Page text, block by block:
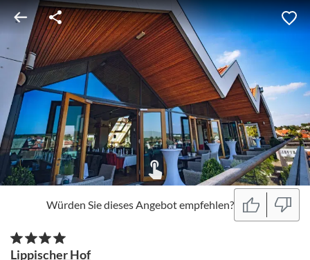
Würden Sie dieses Angebot empfehlen?
Lippischer Hof